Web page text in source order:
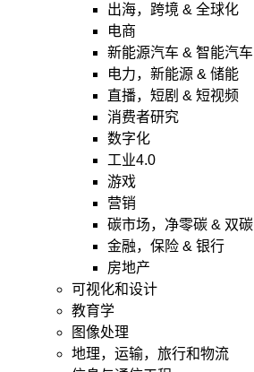
出海，跨境 & 全球化
电商
新能源汽车 & 智能汽车
电力，新能源 & 储能
直播，短剧 & 短视频
消费者研究
数字化
工业4.0
游戏
营销
碳市场，净零碳 & 双碳
金融，保险 & 银行
房地产
可视化和设计
教育学
图像处理
地理，运输，旅行和物流